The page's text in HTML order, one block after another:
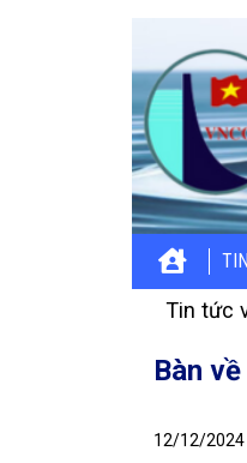
Tin tức
Bàn
12/12/2024